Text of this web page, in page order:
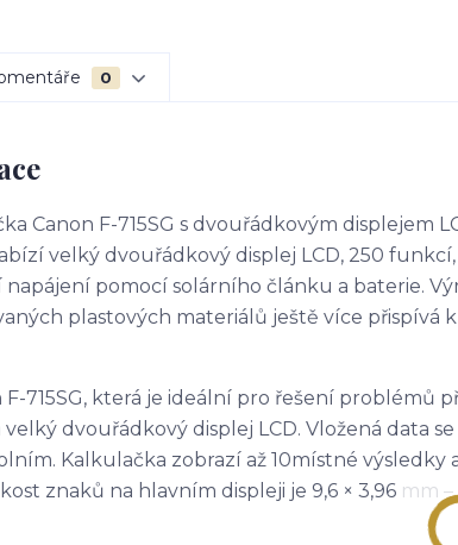
0
Canon F-715SG s dvouřádkovým displejem
velký dvouřádkový displej LCD, 250 funkcí,
pomocí solárního článku a baterie.
plastových materiálů ještě více přispívá
715SG, která je ideální pro řešení problémů
dvouřádkový displej LCD. Vložená data
Kalkulačka zobrazí až 10místné výsledky
znaků na hlavním displeji je 9,6 × 3,96 mm